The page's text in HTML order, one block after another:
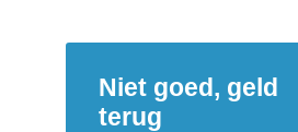
Niet goed, geld
terug